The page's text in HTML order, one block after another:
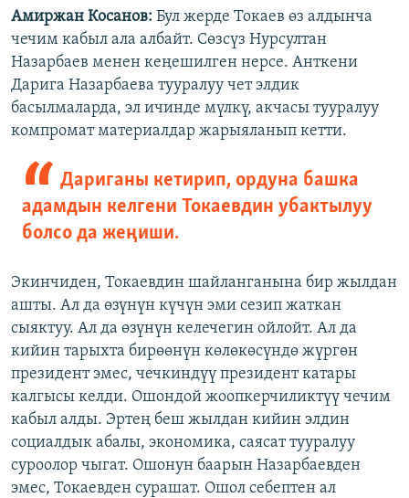
Амиржан Косанов: Бул жерде Токаев өз алдынча
чечим кабыл ала албайт. Сөзсүз Нурсултан
Назарбаев менен кеңешилген нерсе. Анткени
Дарига Назарбаева тууралуу чет элдик
басылмаларда, эл ичинде мүлкү, акчасы тууралуу
компромат материалдар жарыяланып кетти.
Дариганы кетирип, ордуна башка
адамдын келгени Токаевдин убактылуу
болсо да жеңиши.
Экинчиден, Токаевдин шайланганына бир жылдан
ашты. Ал да өзүнүн күчүн эми сезип жаткан
сыяктуу. Ал да өзүнүн келечегин ойлойт. Ал да
кийин тарыхта бирөөнүн көлөкөсүндө жүргөн
президент эмес, чечкиндүү президент катары
калгысы келди. Ошондой жоопкерчиликтүү чечим
кабыл алды. Эртең беш жылдан кийин элдин
социалдык абалы, экономика, саясат тууралуу
суроолор чыгат. Ошонун баарын Назарбаевден
эмес, Токаевден сурашат. Ошол себептен ал